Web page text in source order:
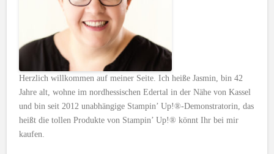
Herzlich willkommen auf meiner Seite. Ich heiße Jasmin, bin 42
Jahre alt, wohne im nordhessischen Edertal in der Nähe von Kassel
und bin seit 2012 unabhängige Stampin’ Up!®-Demonstratorin, das
heißt die tollen Produkte von Stampin’ Up!® könnt Ihr bei mir
kaufen.